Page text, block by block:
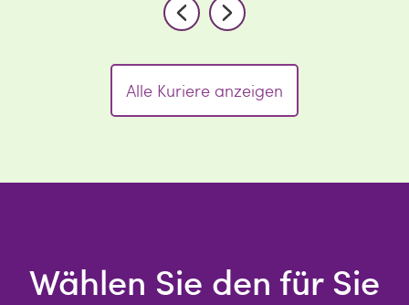
Alle Kuriere anzeigen
Wählen Sie den für Sie